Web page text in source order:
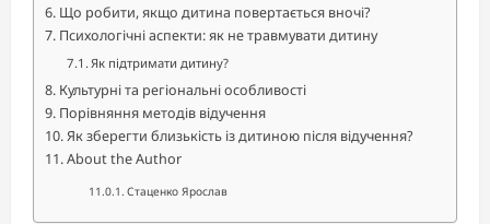
Що робити, якщо дитина повертається вночі?
Психологічні аспекти: як не травмувати дитину
Як підтримати дитину?
Культурні та регіональні особливості
Порівняння методів відучення
Як зберегти близькість із дитиною після відучення?
About the Author
Стаценко Ярослав